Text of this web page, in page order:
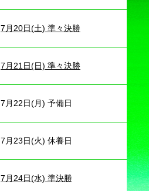
7月20日(土) 準々決勝
7月21日(日) 準々決勝
7月22日(月) 予備日
7月23日(火) 休養日
7月24日(水) 準決勝